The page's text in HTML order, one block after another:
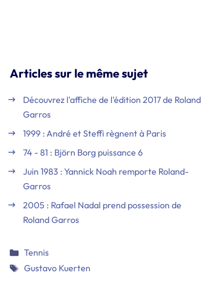
Articles sur le même sujet
Découvrez l'affiche de l'édition 2017 de Roland
Garros
1999 : André et Steffi règnent à Paris
74 - 81 : Björn Borg puissance 6
Juin 1983 : Yannick Noah remporte Roland-
Garros
2005 : Rafael Nadal prend possession de
Roland Garros
Catégories
Tennis
Étiquettes
Gustavo Kuerten